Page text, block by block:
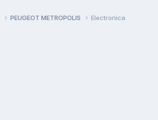
PEUGEOT METROPOLIS Electronica